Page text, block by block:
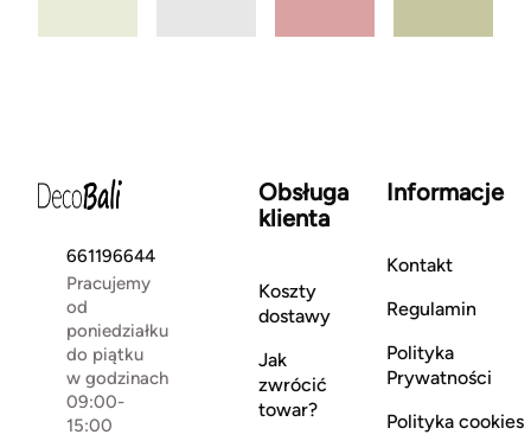
661196644
Pracujemy
od
poniedziałku
do piątku
w godzinach
09:00-
15:00
Obsługa
klienta
Koszty
dostawy
Jak
zwrócić
towar?
Informacje
Kontakt
Regulamin
Polityka
Prywatności
Polityka cookies